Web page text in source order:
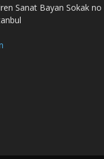
Sanat Bayan Sokak no